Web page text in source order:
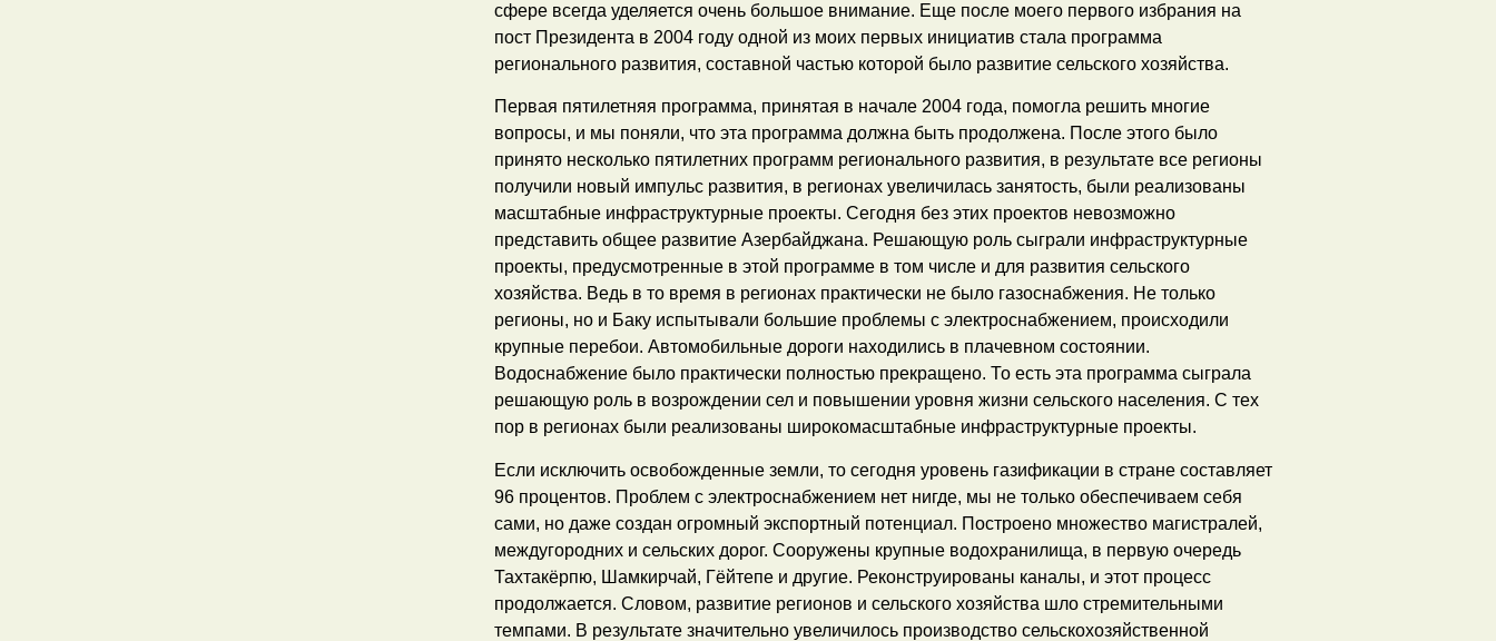
сфере всегда уделяется очень большое внимание. Еще после моего первого избрания на
пост Президента в 2004 году одной из моих первых инициатив стала программа
регионального развития, составной частью которой было развитие сельского хозяйства.
Первая пятилетняя программа, принятая в начале 2004 года, помогла решить многие
вопросы, и мы поняли, что эта программа должна быть продолжена. После этого было
принято несколько пятилетних программ регионального развития, в результате все регионы
получили новый импульс развития, в регионах увеличилась занятость, были реализованы
масштабные инфраструктурные проекты. Сегодня без этих проектов невозможно
представить общее развитие Азербайджана. Решающую роль сыграли инфраструктурные
проекты, предусмотренные в этой программе в том числе и для развития сельского
хозяйства. Ведь в то время в регионах практически не было газоснабжения. Не только
регионы, но и Баку испытывали большие проблемы с электроснабжением, происходили
крупные перебои. Автомобильные дороги находились в плачевном состоянии.
Водоснабжение было практически полностью прекращено. То есть эта программа сыграла
решающую роль в возрождении сел и повышении уровня жизни сельского населения. С тех
пор в регионах были реализованы широкомасштабные инфраструктурные проекты.
Если исключить освобожденные земли, то сегодня уровень газификации в стране составляет
96 процентов. Проблем с электроснабжением нет нигде, мы не только обеспечиваем себя
сами, но даже создан огромный экспортный потенциал. Построено множество магистралей,
междугородних и сельских дорог. Сооружены крупные водохранилища, в первую очередь
Тахтакёрпю, Шамкирчай, Гёйтепе и другие. Реконструированы каналы, и этот процесс
продолжается. Словом, развитие регионов и сельского хозяйства шло стремительными
темпами. В результате значительно увеличилось производство сельскохозяйственной